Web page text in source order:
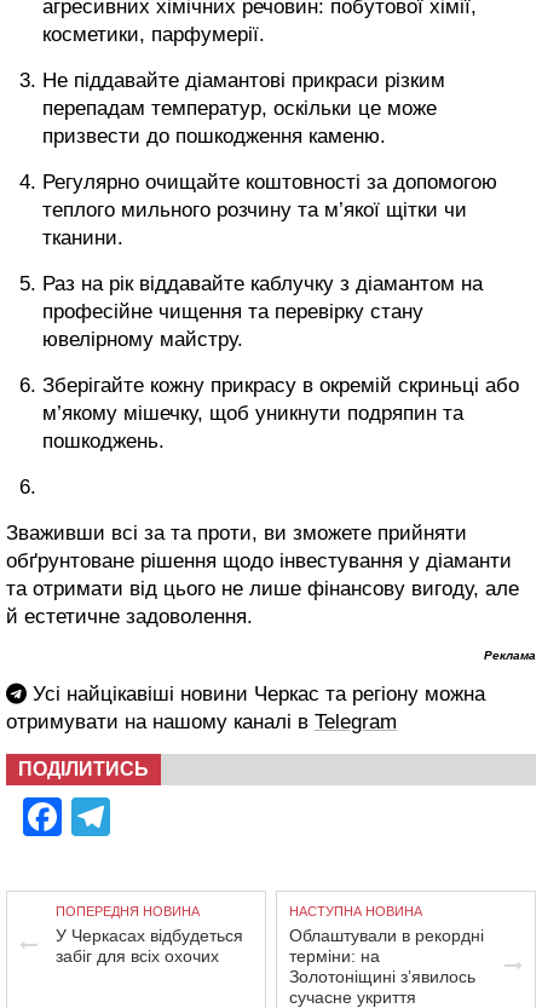
агресивних хімічних речовин: побутової хімії,
косметики, парфумерії.
Не піддавайте діамантові прикраси різким
перепадам температур, оскільки це може
призвести до пошкодження каменю.
Регулярно очищайте коштовності за допомогою
теплого мильного розчину та м’якої щітки чи
тканини.
Раз на рік віддавайте каблучку з діамантом на
професійне чищення та перевірку стану
ювелірному майстру.
Зберігайте кожну прикрасу в окремій скриньці або
м’якому мішечку, щоб уникнути подряпин та
пошкоджень.
Зваживши всі за та проти, ви зможете прийняти
обґрунтоване рішення щодо інвестування у діаманти
та отримати від цього не лише фінансову вигоду, але
й естетичне задоволення.
Реклама
Усі найцікавіші новини Черкас та регіону можна
отримувати на нашому каналі в Telegram
ПОДІЛИТИСЬ
Facebook
ПОПЕРЕДНЯ НОВИНА
У Черкасах відбудеться
забіг для всіх охочих
НАСТУПНА НОВИНА
Облаштували в рекордні
терміни: на
Золотоніщині з’явилось
сучасне укриття